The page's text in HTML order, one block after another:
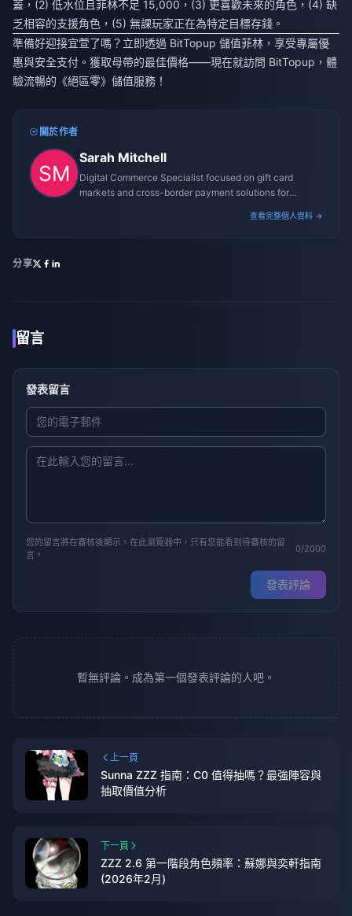
蓋，(2) 低水位且菲林不足 15,000，(3) 更喜歡未來的角色，(4) 缺
乏相容的支援角色，(5) 無課玩家正在為特定目標存錢。
準備好迎接宜萱了嗎？立即透過 BitTopup 儲值菲林，享受專屬優
惠與安全支付。獲取母帶的最佳價格——現在就訪問 BitTopup，體
驗流暢的《絕區零》儲值服務！
關於作者
Sarah Mitchell
Digital Commerce Specialist focused on gift card
markets and cross-border payment solutions for
查看完整個人資料 →
分享
留言
發表留言
您的留言將在審核後顯示。在此瀏覽器中，只有您能看到待審核的留
言。
0/2000
發表評論
暫無評論。成為第一個發表評論的人吧。
上一頁
Sunna ZZZ 指南：C0 值得抽嗎？最強陣容與
抽取價值分析
下一頁
ZZZ 2.6 第一階段角色頻率：蘇娜與奕軒指南
(2026年2月)